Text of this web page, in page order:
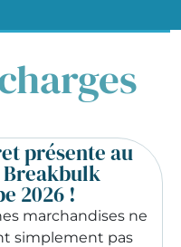
présente au
2026 !
marchandises ne
simplement pas